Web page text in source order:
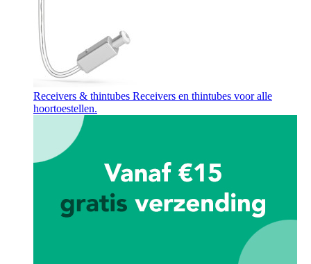
Receivers & thintubes Receivers en thintubes voor alle
hoortoestellen.